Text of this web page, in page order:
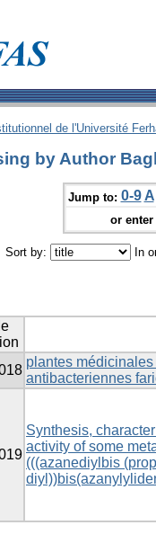
de l'Université
by Author
Jump to: 0-9 A
or
Sort by: In
plantes
antibacteriennes
Synthesis,
activity of some
(((azanediylbis